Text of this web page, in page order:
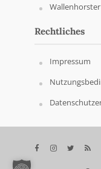
Rechtliches
Impressum